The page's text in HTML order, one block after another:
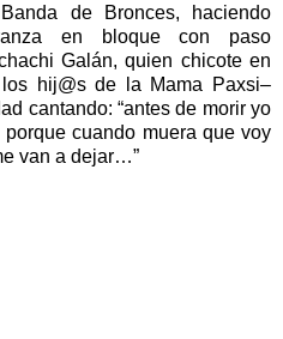
de Bronces, haciendo
en bloque con paso
Galán, quien chicote en
hij@s de la Mama Paxsi–
cantando: “antes de morir yo
cuando muera que voy
van a dejar…”